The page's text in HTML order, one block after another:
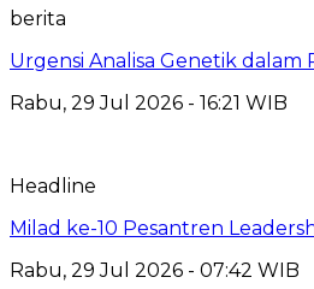
berita
Urgensi Analisa Genetik
Rabu, 29 Jul 2026 - 16:21 WIB
Headline
Milad ke-10 Pesantren
Rabu, 29 Jul 2026 - 07:42 WIB